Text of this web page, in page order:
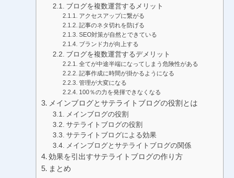
ブログを複数運営するメリット
アクセスアップに繋がる
記事のネタ切れを防げる
SEO対策が自然とできている
ブランド力が向上する
ブログを複数運営するデメリット
全てが中途半端になってしまう危険性がある
記事作成に時間が掛かるようになる
管理が大変になる
100％の力を発揮できなくなる
メインブログとサテライトブログの役割とは
メインブログの役割
サテライトブログの役割
サテライトブログによる効果
メインブログとサテライトブログの関係
効果を引出すサテライトブログの作り方
まとめ